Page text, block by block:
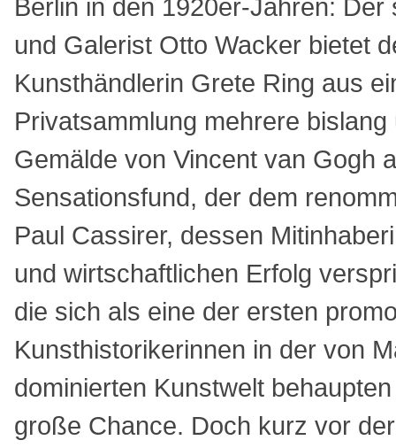
Berlin in den 1920er-Jahren: Der
und Galerist Otto Wacker bietet
Kunsthändlerin Grete Ring aus
Privatsammlung mehrere
Gemälde von Vincent van Gogh
Sensationsfund, der dem
Paul Cassirer, dessen
und wirtschaftlichen Erfolg
die sich als eine der ersten
Kunsthistorikerinnen in der von
dominierten Kunstwelt
große Chance. Doch kurz vor